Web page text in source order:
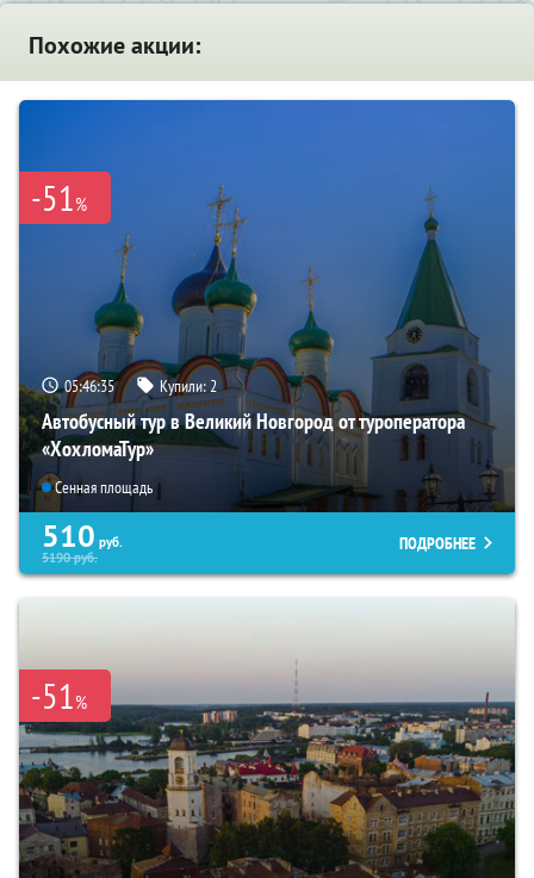
Похожие акции:
-51%
05:46:34 Купили:2
Автобусный тур в Великий Новгород от туроператора
«ХохломаТур»
Сенная площадь
510 руб.
5190руб.
ПОДРОБНЕЕ
-51%